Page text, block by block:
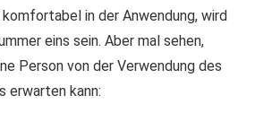
in der Anwendung, wird
eins sein. Aber mal sehen,
Person von der Verwendung des
erwarten kann: